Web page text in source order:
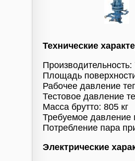
Технические
Производительность:
Площадь
Рабочее давление
Тестовое давление
Масса брутто: 805 кг
Требуемое давление
Потребление пара
Электрические